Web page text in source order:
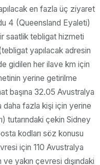
en fazla üç ziyaret
4 (Queensland Eyaleti)
saatlik tebligat hizmeti
(tebligat yapılacak adresin
gidilen her ilave km için
yerine getirilme
başına 32.05 Avustralya
fazla kişi için yerine
tutarındaki çekin Sidney
kodları söz konusu
için 110 Avustralya
yakın çevresi dışındaki